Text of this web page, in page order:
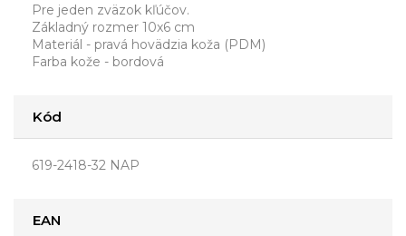
Pre jeden zväzok kľúčov.
Základný rozmer 10x6 cm
Materiál - pravá hovädzia koža (PDM)
Farba kože - bordová
Kód
619-2418-32 NAP
EAN